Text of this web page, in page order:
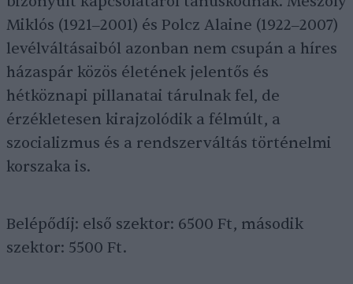
Miklós (1921‒2001) és Polcz Alaine (1922‒2007)
levélváltásaiból azonban nem csupán a híres
házaspár közös életének jelentős és
hétköznapi pillanatai tárulnak fel, de
érzékletesen kirajzolódik a félmúlt, a
szocializmus és a rendszerváltás történelmi
korszaka is.
Belépődíj: első szektor: 6500 Ft, második
szektor: 5500 Ft.